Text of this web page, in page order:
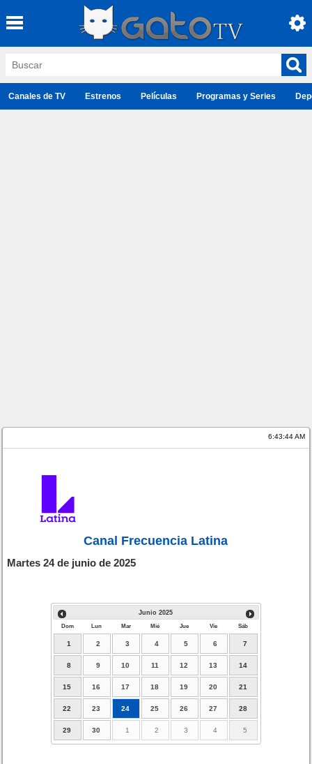
Canales de TV Estrenos Películas Programas y Series
6:43:44 AM
Canal Frecuencia Latina
Martes 24 de junio de 2025
Junio 2025
Dom Lun Mar Mié Jue Vie Sáb
1 2 3 4 5 6 7
8 9 10 11 12 13 14
15 16 17 18 19 20 21
22 23 24 25 26 27 28
29 30 1 2 3 4 5